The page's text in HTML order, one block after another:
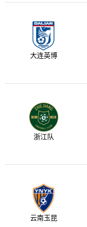
大连英博
浙江队
云南玉昆